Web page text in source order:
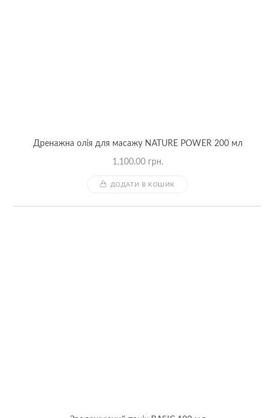
Дренажна олія для масажу NATURE POWER 200 мл
1,100.00 грн.
ДОДАТИ В КОШИК